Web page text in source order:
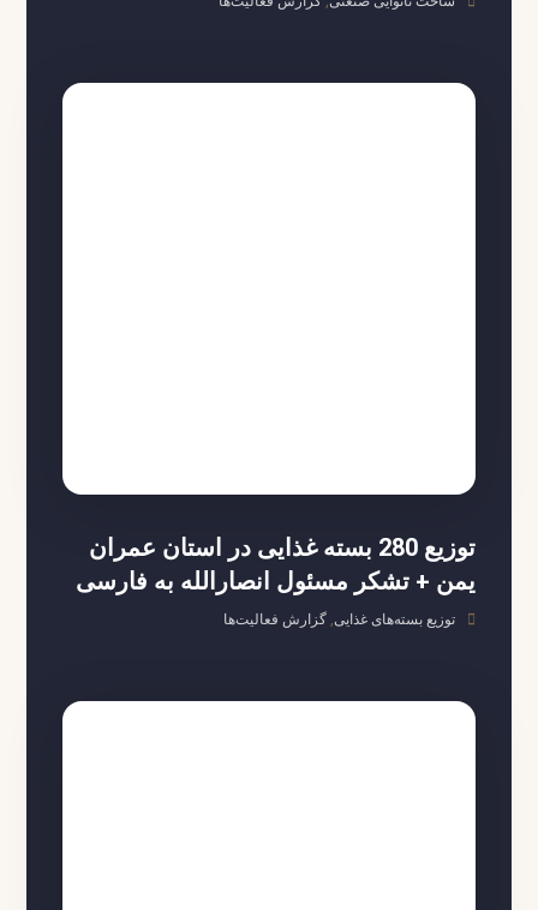
توزیع 280 بسته غذایی در استان عمران
یمن + تشکر مسئول انصارالله به فارسی
توزیع بسته‌های غذایی,گزارش فعالیت‌ها